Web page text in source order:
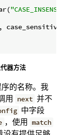
case_sensitive
器方法
的名称。我
用 next 并不
中字段
，使用 match